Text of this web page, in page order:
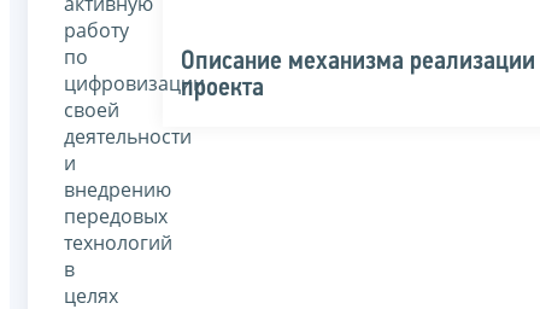
работу
по
цифровизации
своей
деятельности
и
внедрению
передовых
технологий
в
целях
Описание механизма реализации
проекта